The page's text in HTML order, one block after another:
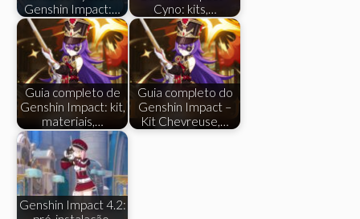
Genshin Impact:…
Cyno: kits,…
Guia completo de
Genshin Impact: kit,
materiais,…
Guia completo do
Genshin Impact –
Kit Chevreuse,…
Genshin Impact 4.2: